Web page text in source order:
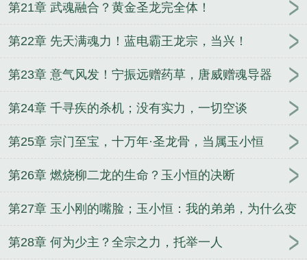
第21章 武魂融合？黄金圣龙完全体！
第22章 先天满魂力！蓝电霸王龙宗，当兴！
第23章 意气风发！宁振远赠药草，唐威赠魂导器
第24章 千寻疾的杀机；没有实力，一切空谈
第25章 宗门至宝，十万年·圣龙骨，当属玉小恒
第26章 燃烧柳二龙的生命？玉小恒的决断
第27章 玉小刚的嘴脸；玉小恒：我的弟弟，为什么变
成了这样
第28章 何为少主？全宗之力，托举一人